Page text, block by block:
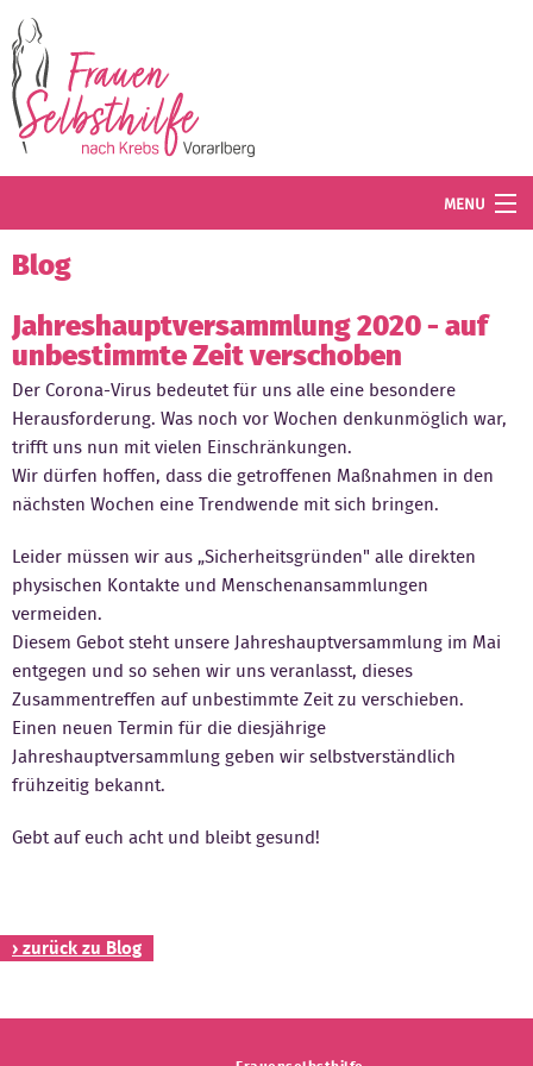
MENU
Termine
Blog
Angebot
Wissenswertes
Der Verein
Mitglied werden
Kontakt
Blog
Jahreshauptversammlung 2020 - auf
unbestimmte Zeit verschoben
Der Corona-Virus bedeutet für uns alle eine besondere
Herausforderung. Was noch vor Wochen denkunmöglich war,
trifft uns nun mit vielen Einschränkungen.
Wir dürfen hoffen, dass die getroffenen Maßnahmen in den
nächsten Wochen eine Trendwende mit sich bringen.
Leider müssen wir aus „Sicherheitsgründen" alle direkten
physischen Kontakte und Menschenansammlungen
vermeiden.
Diesem Gebot steht unsere Jahreshauptversammlung im Mai
entgegen und so sehen wir uns veranlasst, dieses
Zusammentreffen auf unbestimmte Zeit zu verschieben.
Einen neuen Termin für die diesjährige
Jahreshauptversammlung geben wir selbstverständlich
frühzeitig bekannt.
Gebt auf euch acht und bleibt gesund!
› zurück zu Blog